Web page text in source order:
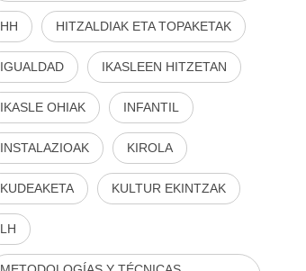
HH HITZALDIAK ETA TOPAKETAK
IGUALDAD IKASLEEN HITZETAN
IKASLE OHIAK INFANTIL
INSTALAZIOAK KIROLA
KUDEAKETA KULTUR EKINTZAK
LH